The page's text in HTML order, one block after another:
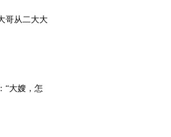
哥从二大大
“大嫂，怎